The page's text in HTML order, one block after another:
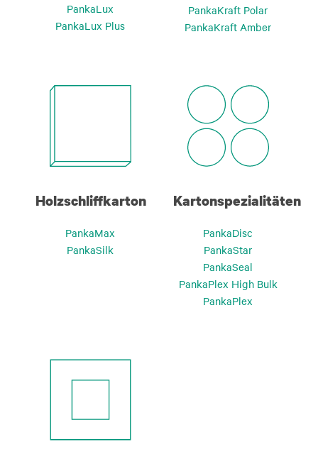
PankaLux
PankaLux Plus
PankaKraft Polar
PankaKraft Amber
Holzschliffkarton
PankaMax
PankaSilk
Kartonspezialitäten
PankaDisc
PankaStar
PankaSeal
PankaPlex High Bulk
PankaPlex